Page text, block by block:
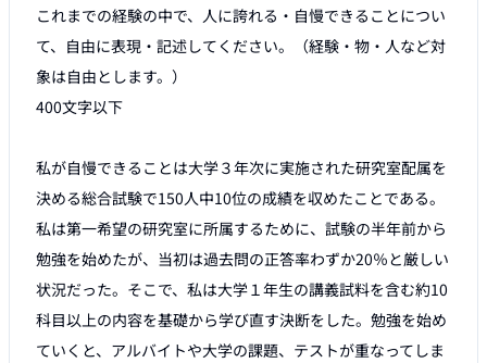
これまでの経験の中で、人に誇れる・自慢できることについ
て、自由に表現・記述してください。（経験・物・人など対
象は自由とします。）
400文字以下
私が自慢できることは大学３年次に実施された研究室配属を
決める総合試験で150人中10位の成績を収めたことである。
私は第一希望の研究室に所属するために、試験の半年前から
勉強を始めたが、当初は過去問の正答率わずか20％と厳しい
状況だった。そこで、私は大学１年生の講義試料を含む約10
科目以上の内容を基礎から学び直す決断をした。勉強を始め
ていくと、アルバイトや大学の課題、テストが重なってしま